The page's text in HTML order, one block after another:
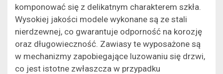
komponować się z delikatnym charakterem szkła.
Wysokiej jakości modele wykonane są ze stali
nierdzewnej, co gwarantuje odporność na korozję
oraz długowieczność. Zawiasy te wyposażone są
w mechanizmy zapobiegające luzowaniu się drzwi,
co jest istotne zwłaszcza w przypadku